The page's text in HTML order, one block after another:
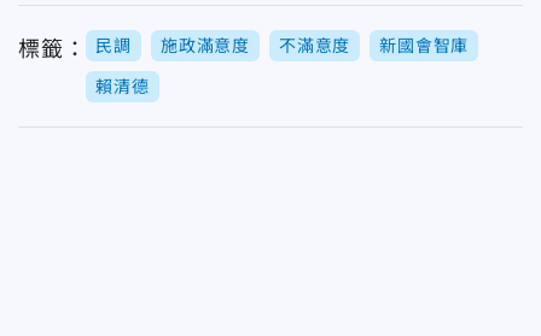
標籤： 民調 施政滿意度 不滿意度 新國會智庫
賴清德